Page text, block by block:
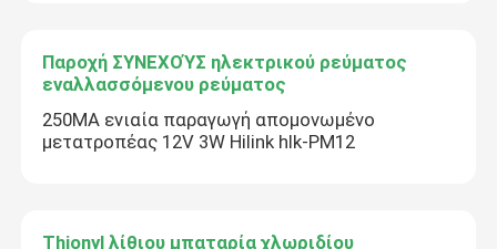
Παροχή ΣΥΝΕΧΟΎΣ ηλεκτρικού ρεύματος
εναλλασσόμενου ρεύματος
250MA ενιαία παραγωγή απομονωμένο
μετατροπέας 12V 3W Hilink hlk-PM12
Thionyl λίθιου μπαταρία χλωριδίου